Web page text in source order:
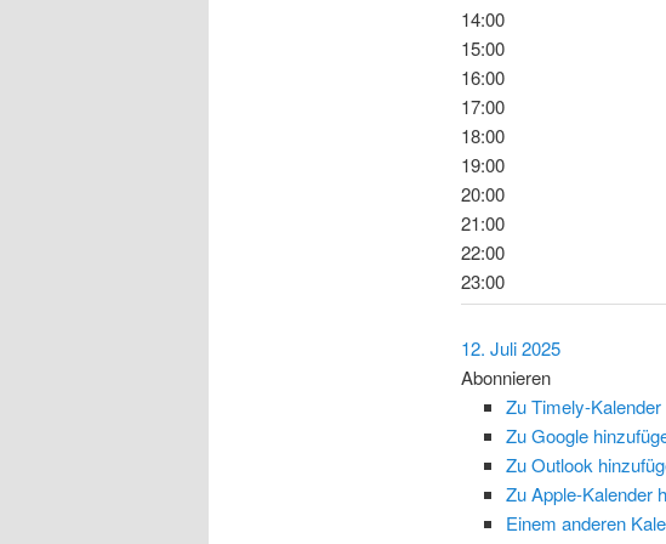
14:00
15:00
16:00
17:00
18:00
19:00
20:00
21:00
22:00
23:00
12. Juli 2025
Abonnieren
Zu Timely-
Zu Google
Zu Outlook
Zu Apple-Kalender
Einem anderen